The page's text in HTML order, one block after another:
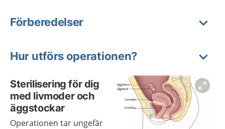
Förberedelser
Hur utförs operationen?
Sterilisering för dig
med livmoder och
äggstockar
Operationen tar ungefär